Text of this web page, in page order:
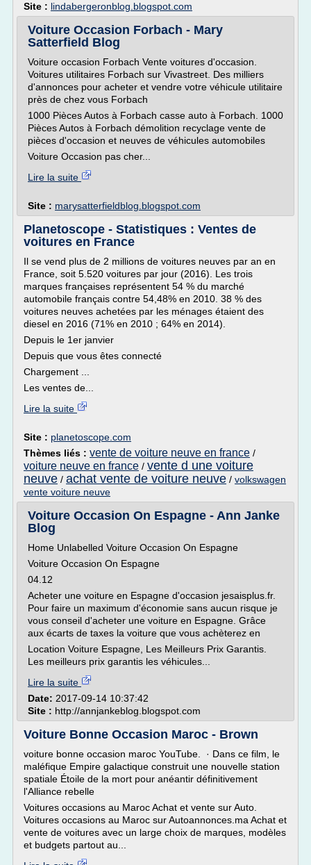
Site : lindabergeronblog.blogspot.com
Voiture Occasion Forbach - Mary
Satterfield Blog
Voiture occasion Forbach Vente voitures d'occasion.
Voitures utilitaires Forbach sur Vivastreet. Des milliers
d'annonces pour acheter et vendre votre véhicule utilitaire
près de chez vous Forbach
1000 Pièces Autos à Forbach casse auto à Forbach. 1000
Pièces Autos à Forbach démolition recyclage vente de
pièces d'occasion et neuves de véhicules automobiles
Voiture Occasion pas cher...
Lire la suite
Site : marysatterfieldblog.blogspot.com
Planetoscope - Statistiques : Ventes de
voitures en France
Il se vend plus de 2 millions de voitures neuves par an en
France, soit 5.520 voitures par jour (2016). Les trois
marques françaises représentent 54 % du marché
automobile français contre 54,48% en 2010. 38 % des
voitures neuves achetées par les ménages étaient des
diesel en 2016 (71% en 2010 ; 64% en 2014).
Depuis le 1er janvier
Depuis que vous êtes connecté
Chargement ...
Les ventes de...
Lire la suite
Site : planetoscope.com
Thèmes liés : vente de voiture neuve en france /
voiture neuve en france / vente d une voiture
neuve / achat vente de voiture neuve / volkswagen
vente voiture neuve
Voiture Occasion On Espagne - Ann Janke
Blog
Home Unlabelled Voiture Occasion On Espagne
Voiture Occasion On Espagne
04.12
Acheter une voiture en Espagne d'occasion jesaisplus.fr.
Pour faire un maximum d'économie sans aucun risque je
vous conseil d'acheter une voiture en Espagne. Grâce
aux écarts de taxes la voiture que vous achèterez en
Location Voiture Espagne, Les Meilleurs Prix Garantis.
Les meilleurs prix garantis les véhicules...
Lire la suite
Date: 2017-09-14 10:37:42
Site : http://annjankeblog.blogspot.com
Voiture Bonne Occasion Maroc - Brown
voiture bonne occasion maroc YouTube. · Dans ce film, le
maléfique Empire galactique construit une nouvelle station
spatiale Étoile de la mort pour anéantir définitivement
l'Alliance rebelle
Voitures occasions au Maroc Achat et vente sur Auto.
Voitures occasions au Maroc sur Autoannonces.ma Achat et
vente de voitures avec un large choix de marques, modèles
et budgets partout au...